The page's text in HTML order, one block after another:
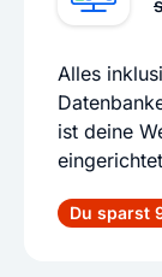
Alles
ist deine
Du sparst